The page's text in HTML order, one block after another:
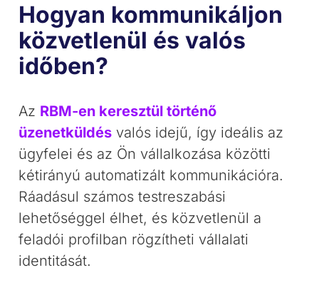
Hogyan kommunikáljon
közvetlenül és valós
időben?
Az RBM-en keresztül történő
üzenetküldés valós idejű, így ideális az
ügyfelei és az Ön vállalkozása közötti
kétirányú automatizált kommunikációra.
Ráadásul számos testreszabási
lehetőséggel élhet, és közvetlenül a
feladói profilban rögzítheti vállalati
identitását.